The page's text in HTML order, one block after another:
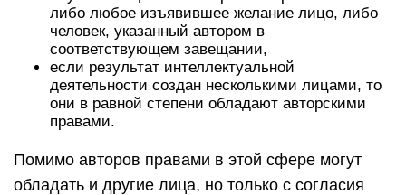
либо любое изъявившее желание лицо, либо
человек, указанный автором в
соответствующем завещании,
если результат интеллектуальной
деятельности создан несколькими лицами, то
они в равной степени обладают авторскими
правами.
Помимо авторов правами в этой сфере могут
обладать и другие лица, но только с согласия